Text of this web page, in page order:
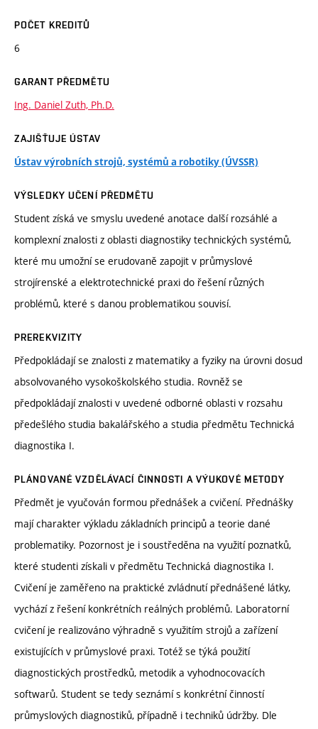
POČET KREDITŮ
6
GARANT PŘEDMĚTU
Ing. Daniel Zuth, Ph.D.
ZAJIŠŤUJE ÚSTAV
Ústav výrobních strojů, systémů a robotiky (ÚVSSR)
VÝSLEDKY UČENÍ PŘEDMĚTU
Student získá ve smyslu uvedené anotace další rozsáhlé a
komplexní znalosti z oblasti diagnostiky technických systémů,
které mu umožní se erudovaně zapojit v průmyslové
strojírenské a elektrotechnické praxi do řešení různých
problémů, které s danou problematikou souvisí.
PREREKVIZITY
Předpokládají se znalosti z matematiky a fyziky na úrovni dosud
absolvovaného vysokoškolského studia. Rovněž se
předpokládají znalosti v uvedené odborné oblasti v rozsahu
předešlého studia bakalářského a studia předmětu Technická
diagnostika I.
PLÁNOVANÉ VZDĚLÁVACÍ ČINNOSTI A VÝUKOVÉ METODY
Předmět je vyučován formou přednášek a cvičení. Přednášky
mají charakter výkladu základních principů a teorie dané
problematiky. Pozornost je i soustředěna na využití poznatků,
které studenti získali v předmětu Technická diagnostika I.
Cvičení je zaměřeno na praktické zvládnutí přednášené látky,
vychází z řešení konkrétních reálných problémů. Laboratorní
cvičení je realizováno výhradně s využitím strojů a zařízení
existujících v průmyslové praxi. Totéž se týká použití
diagnostických prostředků, metodik a vyhodnocovacích
softwarů. Student se tedy seznámí s konkrétní činností
průmyslových diagnostiků, případně i techniků údržby. Dle